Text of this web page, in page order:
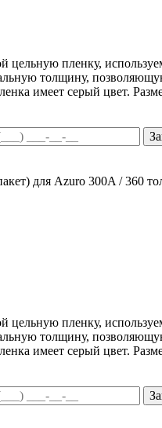
цельную пленку,
толщину,
имеет серый цвет.
для Azuro 300A / 360
цельную пленку,
толщину,
имеет серый цвет.